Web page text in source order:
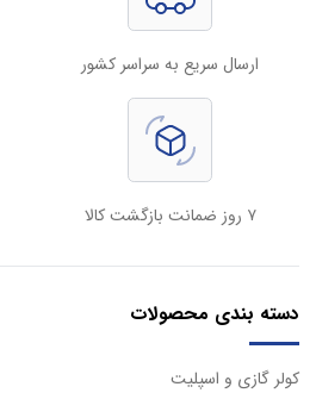
ارسال سریع به سراسر کشور
۷ روز ضمانت بازگشت کالا
دسته بندی محصولات
كولر گازی و اسپليت